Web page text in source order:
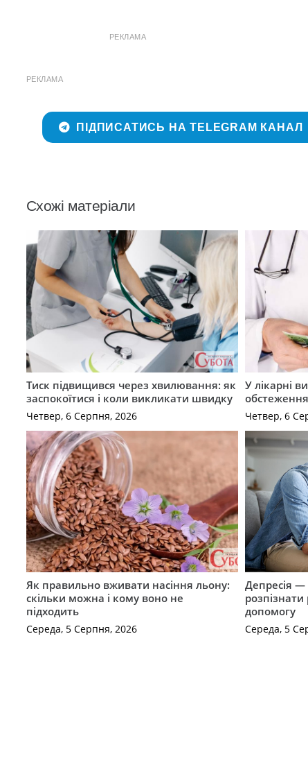
РЕКЛАМА
РЕКЛАМА
ПІДПИСАТИСЬ НА TELEGRAM КАНАЛ
Схожі матеріали
Тиск підвищився через хвилювання: як
заспокоїтися і коли викликати швидку
Четвер, 6 Серпня, 2026
У лікарні
Четвер, 6
Як правильно вживати насіння льону:
скільки можна і кому воно не
підходить
Середа, 5 Серпня, 2026
Депресія —
допомогу
Середа, 5